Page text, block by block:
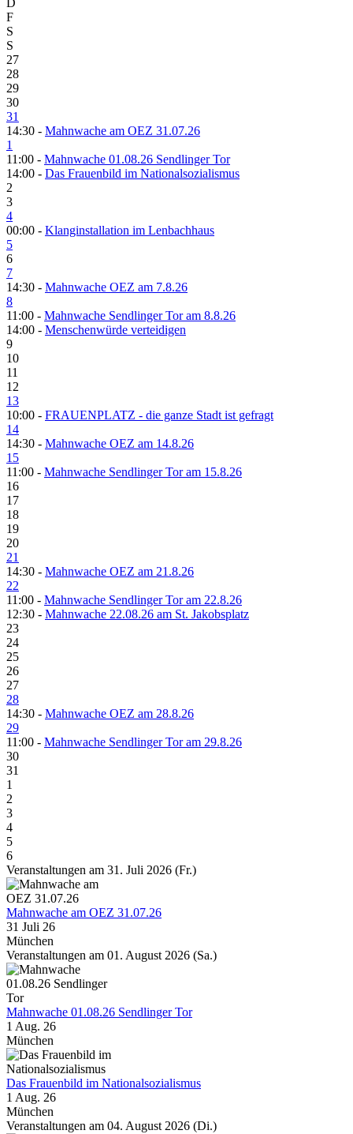
D
F
S
S
27
28
29
30
31
14:30 - Mahnwache am OEZ 31.07.26
1
11:00 - Mahnwache 01.08.26 Sendlinger Tor
14:00 - Das Frauenbild im Nationalsozialismus
2
3
4
00:00 - Klanginstallation im Lenbachhaus
5
6
7
14:30 - Mahnwache OEZ am 7.8.26
8
11:00 - Mahnwache Sendlinger Tor am 8.8.26
14:00 - Menschenwürde verteidigen
9
10
11
12
13
10:00 - FRAUENPLATZ - die ganze Stadt ist gefragt
14
14:30 - Mahnwache OEZ am 14.8.26
15
11:00 - Mahnwache Sendlinger Tor am 15.8.26
16
17
18
19
20
21
14:30 - Mahnwache OEZ am 21.8.26
22
11:00 - Mahnwache Sendlinger Tor am 22.8.26
12:30 - Mahnwache 22.08.26 am St. Jakobsplatz
23
24
25
26
27
28
14:30 - Mahnwache OEZ am 28.8.26
29
11:00 - Mahnwache Sendlinger Tor am 29.8.26
30
31
1
2
3
4
5
6
Veranstaltungen am 31. Juli 2026 (Fr.)
Mahnwache am OEZ 31.07.26
31 Juli 26
München
Veranstaltungen am 01. August 2026 (Sa.)
Mahnwache 01.08.26 Sendlinger Tor
1 Aug. 26
München
Das Frauenbild im Nationalsozialismus
1 Aug. 26
München
Veranstaltungen am 04. August 2026 (Di.)